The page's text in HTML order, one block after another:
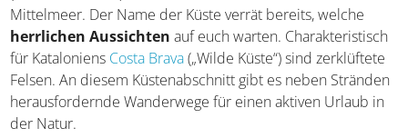
welcheherrlichen Aussichtenauf euch warten.
Charakteristisch für KataloniensCosta Brava(„Wilde
Küste“) sind zerklüftete Felsen. An diesem
Küstenabschnitt gibt es neben Stränden herausfordernde
Wanderwege für einen aktiven Urlaub in der Natur.